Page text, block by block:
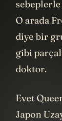
O arada
diye bir
gibi
doktor.
Evet
Japon